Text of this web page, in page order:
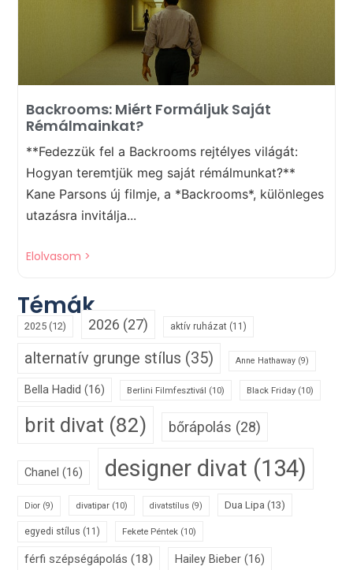
Backrooms: Miért Formáljuk Saját
Rémálmainkat?
**Fedezzük fel a Backrooms rejtélyes világát:
Hogyan teremtjük meg saját rémálmunkat?**
Kane Parsons új filmje, a *Backrooms*, különleges
utazásra invitálja...
Elolvasom >
Témák
2025 (12) 2026 (27) aktív ruházat (11)
alternatív grunge stílus (35) Anne Hathaway (9)
Bella Hadid (16) Berlini Filmfesztivál (10) Black Friday (10)
brit divat (82) bőrápolás (28)
Chanel (16) designer divat (134)
Dior (9) divatipar (10) divatstílus (9) Dua Lipa (13)
egyedi stílus (11) Fekete Péntek (10)
férfi szépségápolás (18) Hailey Bieber (16)